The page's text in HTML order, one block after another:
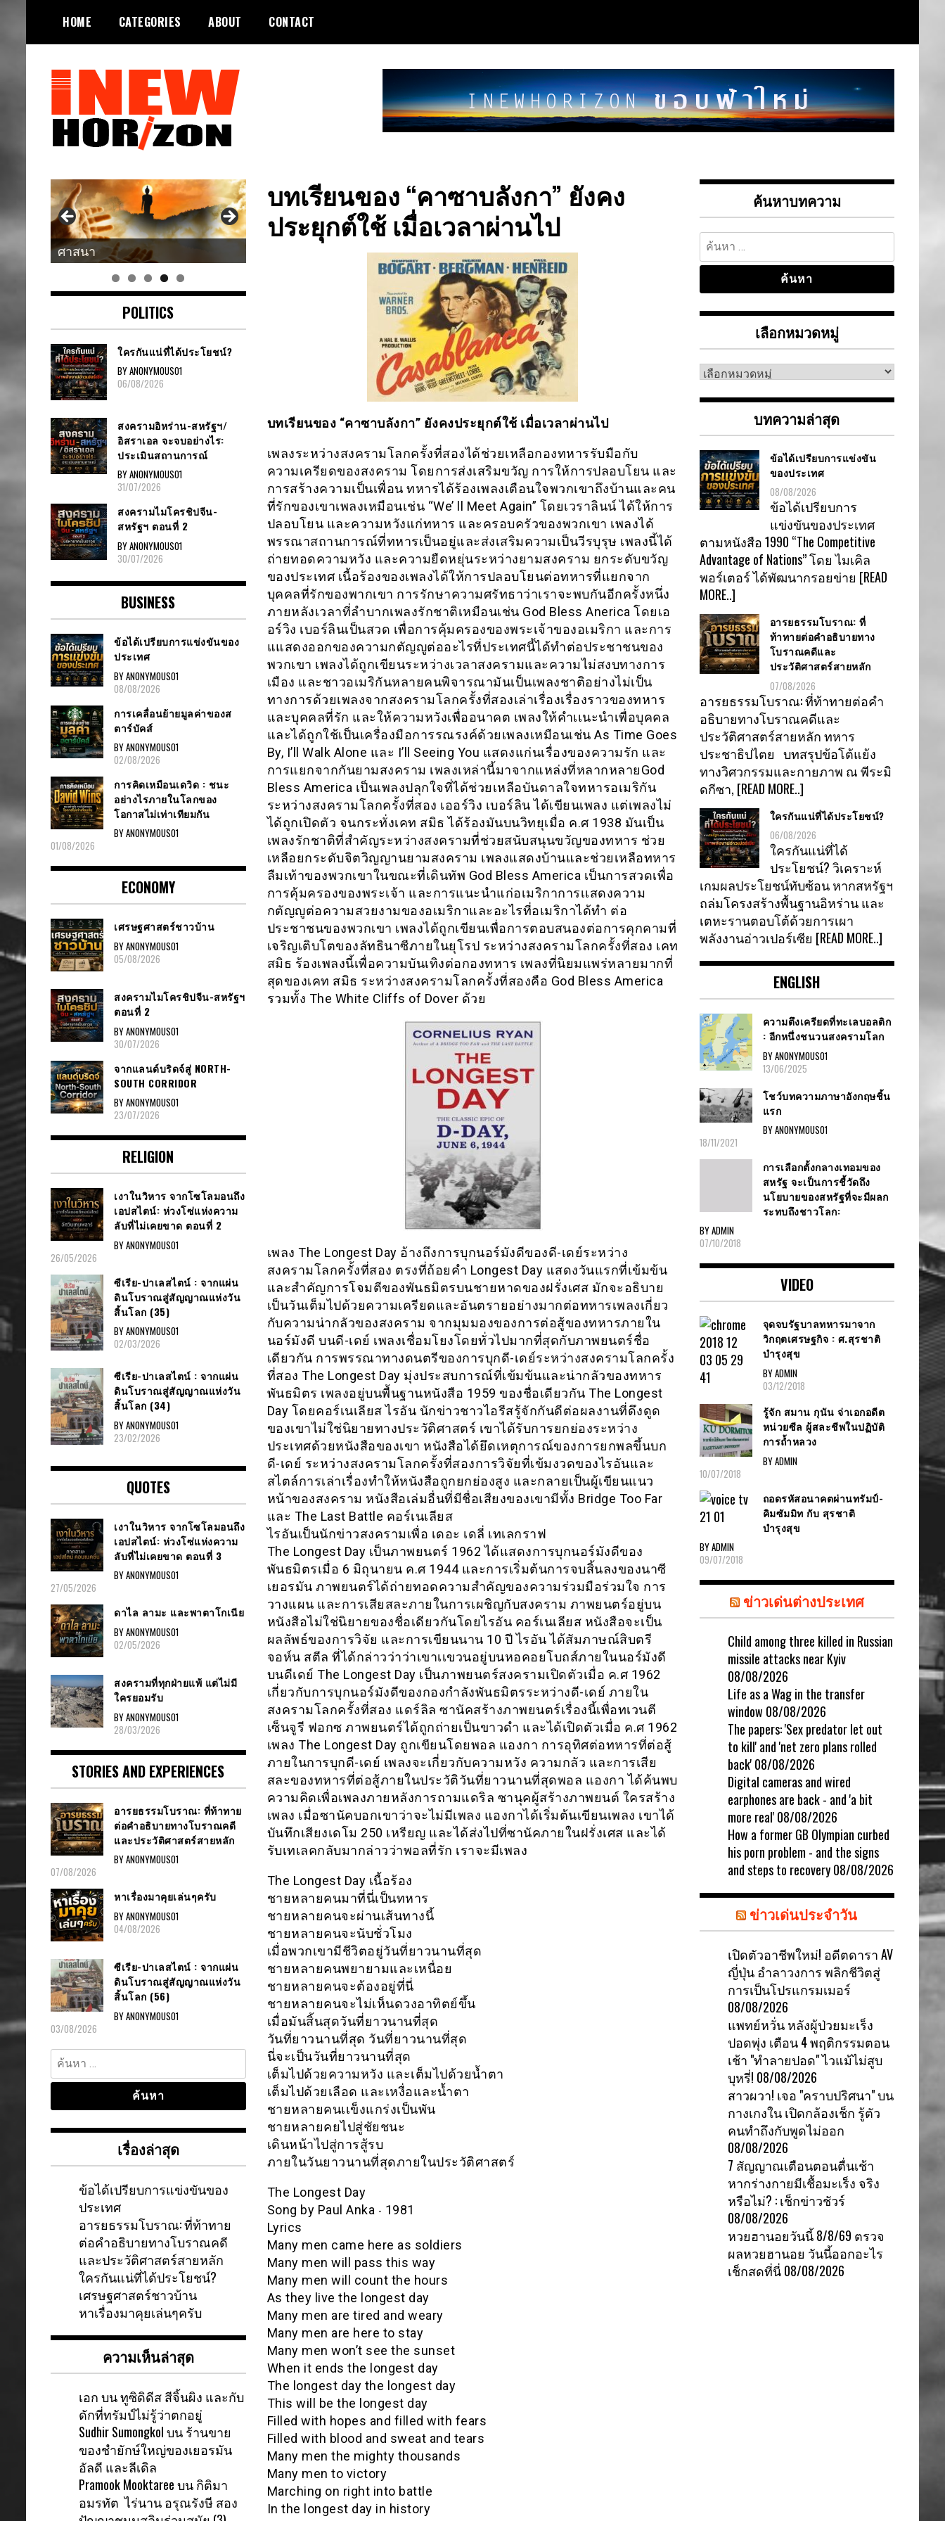
content
HOME CATEGORIES ABOUT CONTACT
INEWHORIZON
บทเรียนของ “คาซาบลังกา” ยังคง
ประยุกต์ใช้ เมื่อเวลาผ่านไป
บทเรียนของ “คาซาบลังกา” ยังคงประยุกต์ใช้ เมื่อเวลาผ่านไป
เพลงระหว่างสงครามโลกครั้งที่สองได้ช่วยเหลือกองทหารรับมือกับ
ความเครียดของสงคราม โดยการส่งเสริมขวัญ การให้การปลอบโยน และ
การสร้างความเป็นเพื่อน ทหารได้ร้องเพลงเตือนใจพวกเขาถึงบ้านและคน
ที่รักของเขาเพลงเหมือนเช่น “We’ ll Meet Again” โดยเวราลินน์ ได้ให้การ
ปลอบโยน และความหวังแก่ทหาร และครอบครัวของพวกเขา เพลงได้
พรรณาสถานการณ์ที่ทหารเป็นอยู่และส่งเสริมความเป็นวีรบุรุษ เพลงนี้ได้
ถ่ายทอดความหวัง และความยืดหยุ่นระหว่างยามสงคราม ยกระดับขวัญ
ของประเทศ เนื้อร้องของเพลงได้ให้การปลอบโยนต่อทหารที่แยกจาก
บุคคลที่รักของพากเขา การรักษาความศรัทธาว่าเราจะพบกันอีกครั้งหนึ่ง
ภายหลังเวลาที่ลำบากเพลงรักชาติเหมือนเช่น God Bless Anerica โดยเอ
อร์วิง เบอร์ลินเป็นสวด เพื่อการคุ้มครองของพระเจ้าของอเมริกา และการ
แแสดงออกของความกตัญญูต่ออะไรที่ประเทศนี้ได้ทำต่อประชาชนของ
พวกเขา เพลงได้ถูกเขียนระหว่างเวลาสงครามและความไม่สงบทางการ
เมือง และชาวอเมริกันหลายคนพิจารณามันเป็นเพลงชาติอย่างไม่เป็น
ทางการด้วยเพลงจากสงครามโลกครั้งที่สองเล่าเรื่องเรื่องราวของทหาร
และบุคคลที่รัก และให้ความหวังเพื่ออนาคต เพลงให้คำเเนะนำเพื่อบุคคล
และได้ถูกใช้เป็นเครื่องมือการรณรงค์ด้วยเพลงเหมือนเช่น As Time Goes
By, I’ll Walk Alone และ I’ll Seeing You แสดงแก่นเรื่องของความรัก และ
การแยกจากกันยามสงคราม เพลงเหล่านี้มาจากแหล่งที่หลากหลายGod
Bless America เป็นเพลงปลุกใจที่ได้ช่วยเหลือบันดาลใจทหารอเมริกัน
ระหว่างสงครามโลกครั้งที่สอง เออร์วิง เบอร์ลิน ได้เขียนเพลง แต่เพลงไม่
ได้ถูกเปิดตัว จนกระทั่งเคท สมิธ ได้ร้องมันบนวิทยุเมื่อ ค.ศ 1938 มันเป็น
เพลงรักชาติที่สำคัญระหว่างสงครามที่ช่วยสนับสนุนขวัญของทหาร ช่วย
เหลือยกระดับจิตวิญญานยามสงคราม เพลงแสดงบ้านและช่วยเหลือทหาร
ลืมเท้าของพวกเขาในขณะที่เดินทัพ God Bless America เป็นการสวดเพื่อ
การคุ้มครองของพระเจ้า และการแนะนำแก่อเมริกาการเเสดงความ
กตัญญูต่อความสวยงามของอเมริกาและอะไรที่อเมริกาได้ทำ ต่อ
ประชาชนของพวกเขา เพลงได้ถูกเขียนเพื่อการตอบสนองต่อการคุกคามที่
เจริญเติบโตของลัทธินาซีภายในยุโรป ระหว่างสงครามโลกครั้งที่สอง เคท
สมิธ ร้องเพลงนี้เพื่อความบันเทิงต่อกองทหาร เพลงที่นิยมแพร่หลายมากที่
สุดของเคท สมิธ ระหว่างสงครามโลกครั้งที่สองคือ God Bless America
รวมทั้ง The White Cliffs of Dover ด้วย
เพลง The Longest Day อ้างถึงการบุกนอร์มังดีของดี-เดย์ระหว่าง
สงครามโลกครั้งที่สอง ตรงที่ถ้อยคำ Longest Day แสดงวันแรกที่เข้มข้น
และสำคัญการโจมตีของพันธมิตรบนชายหาดของฝรั่งเศส มักจะอธิบาย
เป็นวันเต็มไปด้วยความเครียดและอันตรายอย่างมากต่อทหารเพลงเกี่ยว
กับความน่ากลัวของสงคราม จากมุมมองของการต่อสู้ของทหารภายใน
นอร์มังดี บนดี-เดย์ เพลงเชื่อมโยงโดยทั่วไปมากที่สุดกับภาพยนตร์ชื่อ
เดียวกัน การพรรณาทางดนตรีของการบุกดี-เดย์ระหว่างสงครามโลกครั้ง
ที่สอง The Longest Day มุ่งประสบการณ์ที่เข้มข้นและน่ากลัวของทหาร
พันธมิตร เพลงอยู่บนพื้นฐานหนังสือ 1959 ของชื่อเดียวกัน The Longest
Day โดยคอร์เนเลียส ไรอัน นักข่าวชาวไอรีสรู้จักกันดีต่อผลงานที่ดึงดูด
ของเขาไม่ใช่นิยายทางประวัติศาสตร์ เขาได้รับการยกย่องระหว่าง
ประเทศด้วยหนังสือของเขา หนังสือได้ยึดเหตุการณ์ของการยกพลขึ้นบก
ดี-เดย์ ระหว่างสงครามโลกครั้งที่สองการวิจัยที่เข้มงวดของไรอันและ
สไตล์การเล่าเรื่องทำให้หนังสือถูกยกย่องสูง และกลายเป็นผู้เขียนแนว
หน้าของสงคราม หนังสือเล่มอื่นที่มีชื่อเสียงของเขามีทั้ง Bridge Too Far
และ The Last Battle คอร์เนเลียส
ไรอันเป็นนักข่าวสงครามเพื่อ เดอะ เดลี่ เทเลกราฟ
The Longest Day เป็นภาพยนตร์ 1962 ได้แสดงการบุกนอร์มังดีของ
พันธมิตรเมื่อ 6 มิถุนายน ค.ศ 1944 และการเริ่มต้นการจบสิ้นลงของนาซี
เยอรมัน ภาพยนตร์ได้ถ่ายทอดความสำคัญของความร่วมมือร่วมใจ การ
วางแผน และการเสียสละภายในการเผชิญกับสงคราม ภาพยนตร์อยู่บน
หนังสือไม่ใช่นิยายของชื่อเดียวกันโดยไรอัน คอร์เนเลียส หนังสือจะเป็น
ผลลัพธ์ของการวิจัย และการเขียนนาน 10 ปี ไรอัน ได้สัมภาษณ์สิบตรี
จอห์น สตีล ที่ได้กล่าวว่าว่าเขาเเขวนอยู่บนหอคอยโบถส์ภายในนอร์มังดี
บนดีเดย์ The Longest Day เป็นภาพยนตร์สงครามเปิดตัวเมื่อ ค.ศ 1962
เกี่ยวกับการบุกนอร์มังดีของกองกำลังพันธมิตรระหว่างดี-เดย์ ภายใน
สงครามโลกครั้งที่สอง แดร์ลิล ซานัคสร้างภาพยนตร์เรื่องนี้เพื่อทเวนตี
เซ็นจูรี ฟอกซ ภาพยนตร์ได้ถูกถ่ายเป็นขาวดำ และได้เปิดตัวเมื่อ ค.ศ 1962
เพลง The Longest Day ถูกเขียนโดยพอล แองกา การอุทิศต่อทหารที่ต่อสู้
ภายในการบุกดี-เดย์ เพลงจะเกี่ยวกับความหวัง ความกลัว และการเสีย
สละของทหารที่ต่อสู้ภายในประวัติวันที่ยาวนานที่สุดพอล แองกา ได้ค้นพบ
ความคิดเพื่อเพลงภายหลังการถามแดริล ซานุคผู้สร้างภาพยนต์ ใครสร้าง
เพลง เมื่อซานัคบอกเขาว่าจะไม่มีเพลง แองกาได้เริ่มต้นเขียนเพลง เขาได้
บันทึกเสียงเดโม 250 เหรียญ และได้ส่งไปที่ซานัคภายในฝรั่งเศส และได้
รับเทเลคกลับมากล่าวว่าพอลที่รัก เราจะมีเพลง
The Longest Day เนื้อร้อง
ชายหลายคนมาที่นี่เป็นทหาร
ชายหลายคนจะผ่านเส้นทางนี้
ชายหลายคนจะนับชั่วโมง
เมื่อพวกเขามีชีวิตอยู่วันที่ยาวนานที่สุด
ชายหลายคนพยายามและเหนื่อย
ชายหลายคนจะต้องอยู่ที่นี่
ชายหลายคนจะไม่เห็นดวงอาทิตย์ขึ้น
เมื่อมันสิ้นสุดวันที่ยาวนานที่สุด
วันที่ยาวนานที่สุด วันที่ยาวนานที่สุด
นี่จะเป็นวันที่ยาวนานที่สุด
เต็มไปด้วยความหวัง และเต็มไปด้วยน้ำตา
เต็มไปด้วยเลือด และเหงื่อและน้ำตา
ชายหลายคนเเข็งแกร่งเป็นพัน
ชายหลายคยไปสู่ชัยชนะ
เดินหน้าไปสู่การสู้รบ
ภายในวันยาวนานที่สุดภายในประวัติศาสตร์
The Longest Day
Song by Paul Anka ‧ 1981
Lyrics
Many men came here as soldiers
Many men will pass this way
Many men will count the hours
As they live the longest day
Many men are tired and weary
Many men are here to stay
Many men won’t see the sunset
When it ends the longest day
The longest day the longest day
This will be the longest day
Filled with hopes and filled with fears
Filled with blood and sweat and tears
Many men the mighty thousands
Many men to victory
Marching on right into battle
In the longest day in history
ศาสนา
แนวคิด-คำคม
POLITICS
ใครกันแน่ที่ได้ประโยชน์?
BY ANONYMOUS01
06/08/2026
สงครามอิหร่าน-สหรัฐฯ/
อิสราเอล จะจบอย่างไร:
ประเมินสถานการณ์
BY ANONYMOUS01
31/07/2026
สงครามไมโครชิปจีน-
สหรัฐฯ ตอนที่ 2
BY ANONYMOUS01
30/07/2026
BUSINESS
ข้อได้เปรียบการแข่งขันของ
ประเทศ
BY ANONYMOUS01
08/08/2026
การเคลื่อนย้ายมูลค่าของส
ตาร์บัคส์
BY ANONYMOUS01
02/08/2026
การคิดเหมือนเดวิด : ชนะ
อย่างไรภายในโลกของ
โอกาสไม่เท่าเทียมกัน
BY ANONYMOUS01
01/08/2026
ECONOMY
เศรษฐศาสตร์ชาวบ้าน
BY ANONYMOUS01
05/08/2026
สงครามไมโครชิปจีน-สหรัฐฯ
ตอนที่ 2
BY ANONYMOUS01
30/07/2026
จากแลนด์บริดจ์สู่ NORTH-
SOUTH CORRIDOR
BY ANONYMOUS01
23/07/2026
RELIGION
เงาในวิหาร จากโซโลมอนถึง
เอปสไตน์: ห่วงโซ่แห่งความ
ลับที่ไม่เคยขาด ตอนที่ 2
BY ANONYMOUS01
26/05/2026
ซีเรีย​-ปาเลสไตน์​ : จากแผ่น
ดินโบราณสู่สัญญาณ​แห่งวัน
สิ้นโลก​ (35)
BY ANONYMOUS01
02/03/2026
ซีเรีย​-ปาเลสไตน์​ : จากแผ่น
ดินโบราณสู่สัญญาณ​แห่งวัน
สิ้นโลก​ (34)
BY ANONYMOUS01
23/02/2026
QUOTES
เงาในวิหาร จากโซโลมอนถึง
เอปสไตน์: ห่วงโซ่แห่งความ
ลับที่ไม่เคยขาด ตอนที่ 3
BY ANONYMOUS01
27/05/2026
ดาไล ลามะ และพาตาโกเนีย
BY ANONYMOUS01
02/05/2026
สงครามที่ทุกฝ่ายแพ้ แต่ไม่มี
ใครยอมรับ
BY ANONYMOUS01
28/03/2026
STORIES AND EXPERIENCES
อารยธรรมโบราณ: ที่ท้าทาย
ต่อคำอธิบายทางโบราณคดี
และประวัติศาสตร์สายหลัก
BY ANONYMOUS01
07/08/2026
หาเรื่องมาคุยเล่นๆครับ
BY ANONYMOUS01
04/08/2026
ซีเรีย-ปาเลสไตน์ : จากแผ่น
ดินโบราณสู่สัญญาณแห่งวัน
สิ้นโลก (56)
BY ANONYMOUS01
03/08/2026
ค้นหา
สำหรับ:
เรื่องล่าสุด
ข้อได้เปรียบการแข่งขันของ
ประเทศ
อารยธรรมโบราณ: ที่ท้าทาย
ต่อคำอธิบายทางโบราณคดี
และประวัติศาสตร์สายหลัก
ใครกันแน่ที่ได้ประโยชน์?
เศรษฐศาสตร์ชาวบ้าน
หาเรื่องมาคุยเล่นๆครับ
ความเห็นล่าสุด
เอกบนทูซิดิดีส สีจิ้นผิง และกับ
ดักที่ทรัมป์ไม่รู้ว่าตกอยู่
Sudhir Sumongkolบนร้านขาย
ของชำยักษ์ใหญ่ของเยอรมัน
อัลดี และลีเดิล
Pramook Mooktareeบนกิติมา
อมรทัต ไร่นาน อรุณรังษี สอง
ค้นหาบทความ
ค้นหา
สำหรับ:
เลือกหมวดหมู่
เลือก
หมู่
บทความล่าสุด
ข้อได้เปรียบการแข่งขัน
ของประเทศ
08/08/2026
ข้อได้เปรียบการ
แข่งขันของประเทศ
ตามหนังสือ 1990 “The Competitive
Advantage of Nations” โดย ไมเคิล
พอร์เตอร์ ได้พัฒนากรอยข่าย [READ
MORE..]
อารยธรรมโบราณ: ที่
ท้าทายต่อคำอธิบายทาง
โบราณคดีและ
ประวัติศาสตร์สายหลัก
07/08/2026
อารยธรรมโบราณ: ที่ท้าทายต่อคำ
อธิบายทางโบราณคดีและ
ประวัติศาสตร์สายหลัก ทหาร
ประชาธิปไตย บทสรุปข้อโต้แย้ง
ทางวิศวกรรมและกายภาพ ณ พีระมิ
ดกีซา, [READ MORE..]
ใครกันแน่ที่ได้ประโยชน์?
06/08/2026
ใครกันแน่ที่ได้
ประโยชน์? วิเคราะห์
เกมผลประโยชน์ทับซ้อน หากสหรัฐฯ
ถล่มโครงสร้างพื้นฐานอิหร่าน และ
เตหะรานตอบโต้ด้วยการเผา
พลังงานอ่าวเปอร์เซีย [READ MORE..]
ENGLISH
ความตึงเครียดที่ทะเลบอลติก
: อีกหนึ่งชนวนสงครามโลก
BY ANONYMOUS01
13/06/2025
โชว์บทความภาษาอังกฤษชิ้น
แรก
BY ANONYMOUS01
18/11/2021
การเลือกตั้งกลางเทอมของ
สหรัฐ จะเป็นการชี้วัดถึง
นโยบายของสหรัฐที่จะมีผลก
ระทบถึงชาวโลก:
BY ADMIN
07/10/2018
VIDEO
จุดจบรัฐบาลทหารมาจาก
วิกฤตเศรษฐกิจ : ศ.สุรชาติ
บำรุงสุข
BY ADMIN
03/12/2018
รู้จัก สมาน กุนัน จ่าเอกอดีต
หน่วยซีล ผู้สละชีพในปฏิบัติ
การถ้ำหลวง
BY ADMIN
10/07/2018
ถอดรหัสอนาคตผ่านทรัมป์-
คิมซัมมิท กับ สุรชาติ
บำรุงสุข
BY ADMIN
09/07/2018
ข่าวเด่นต่างประเทศ
Child among three killed in Russian
missile attacks near Kyiv
08/08/2026
Life as a Wag in the transfer
window 08/08/2026
The papers: 'Sex predator let out
to kill' and 'net zero plans rolled
back' 08/08/2026
Digital cameras and wired
earphones are back - and 'a bit
more real' 08/08/2026
How a former GB Olympian curbed
his porn problem - and the signs
and steps to recovery 08/08/2026
ข่าวเด่นประจำวัน
เปิดตัวอาชีพใหม่! อดีตดารา AV
ญี่ปุ่น อำลาวงการ พลิกชีวิตสู่
การเป็นโปรแกรมเมอร์
08/08/2026
แพทย์หวั่น หลังผู้ป่วยมะเร็ง
ปอดพุ่ง เตือน 4 พฤติกรรมตอน
เช้า "ทำลายปอด" ไวแม้ไม่สูบ
บุหรี่! 08/08/2026
สาวผวา! เจอ "คราบปริศนา" บน
กางเกงใน เปิดกล้องเช็ก รู้ตัว
คนทำถึงกับพูดไม่ออก
08/08/2026
7 สัญญาณเตือนตอนตื่นเช้า
หากร่างกายมีเชื้อมะเร็ง จริง
หรือไม่? : เช็กข่าวชัวร์
08/08/2026
หวยฮานอยวันนี้ 8/8/69 ตรวจ
ผลหวยฮานอย วันนี้ออกอะไร
เช็กสดที่นี่ 08/08/2026